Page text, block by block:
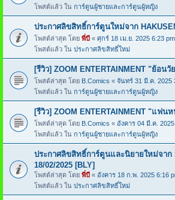
โพสต์แล้ว ใน การ์ตูนผู้ชายและการ์ตูนผู้หญิง
ประกาศลิขสิทธิ์การ์ตูนใหม่จาก
โพสต์ล่าสุด โดย พี่บี « ศุกร์ 18 เม.ย. 2025 6:23 pm
โพสต์แล้ว ใน ประกาศลิขสิทธิ์ใหม่
[รีวิว] ZOOM ENTERTAINMENT "ย้อน
โพสต์ล่าสุด โดย B.Comics « จันทร์ 31 มี.ค. 2025
โพสต์แล้ว ใน การ์ตูนผู้ชายและการ์ตูนผู้หญิง
[รีวิว] ZOOM ENTERTAINMENT "แฟน
โพสต์ล่าสุด โดย B.Comics « อังคาร 04 มี.ค.
โพสต์แล้ว ใน การ์ตูนผู้ชายและการ์ตูนผู้หญิง
ประกาศลิขสิทธิ์การ์ตูนและนิยายใหม่จาก
18/02/2025 [BLY]
โพสต์ล่าสุด โดย พี่บี « อังคาร 18 ก.พ. 2025 6:16
โพสต์แล้ว ใน ประกาศลิขสิทธิ์ใหม่